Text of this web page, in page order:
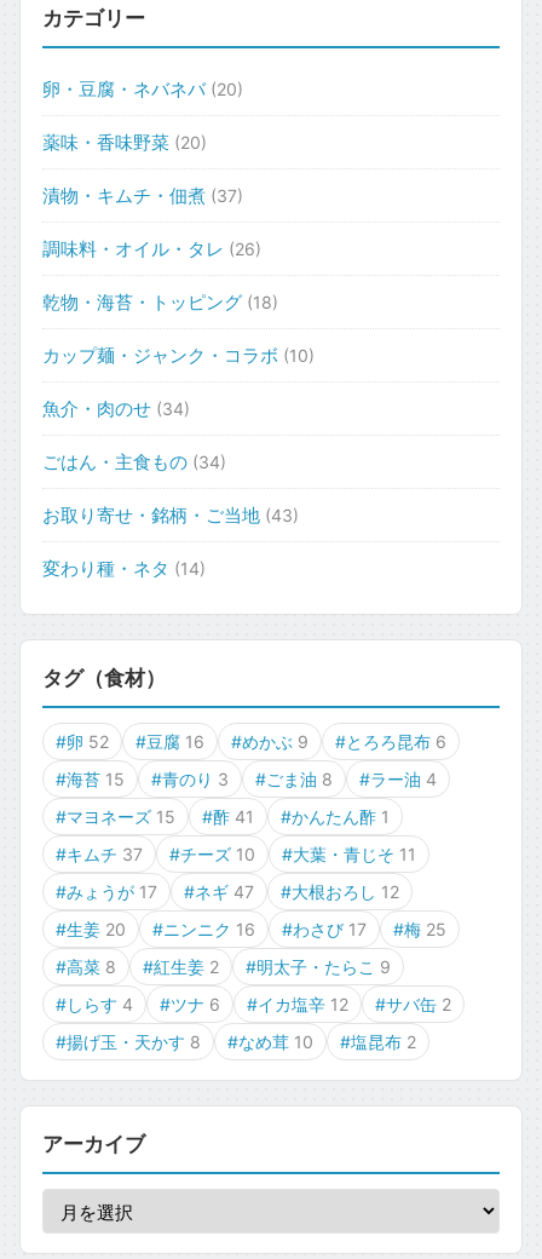
カテゴリー
卵・豆腐・ネバネバ (20)
薬味・香味野菜 (20)
漬物・キムチ・佃煮 (37)
調味料・オイル・タレ (26)
乾物・海苔・トッピング (18)
カップ麺・ジャンク・コラボ (10)
魚介・肉のせ (34)
ごはん・主食もの (34)
お取り寄せ・銘柄・ご当地 (43)
変わり種・ネタ (14)
タグ（食材）
#卵 52 #豆腐 16 #めかぶ 9 #とろろ昆布 6
#海苔 15 #青のり 3 #ごま油 8 #ラー油 4
#マヨネーズ 15 #酢 41 #かんたん酢 1
#キムチ 37 #チーズ 10 #大葉・青じそ 11
#みょうが 17 #ネギ 47 #大根おろし 12
#生姜 20 #ニンニク 16 #わさび 17 #梅 25
#高菜 8 #紅生姜 2 #明太子・たらこ 9
#しらす 4 #ツナ 6 #イカ塩辛 12 #サバ缶 2
#揚げ玉・天かす 8 #なめ茸 10 #塩昆布 2
アーカイブ